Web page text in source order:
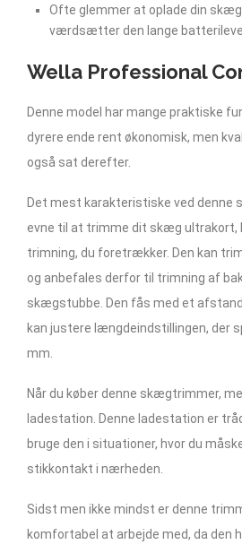
Ofte glemmer at oplade din
værdsætter den lange
Wella Professional
Denne model har mange praktiske
dyrere ende rent økonomisk, men
også sat derefter.
Det mest karakteristiske ved denne
evne til at trimme dit skæg ultrakort,
trimning, du foretrækker. Den kan
og anbefales derfor til trimning af
skægstubbe. Den fås med et
kan justere længdeindstillingen, der
mm.
Når du køber denne skægtrimmer,
ladestation. Denne ladestation er
bruge den i situationer, hvor du
stikkontakt i nærheden.
Sidst men ikke mindst er denne
komfortabel at arbejde med, da den